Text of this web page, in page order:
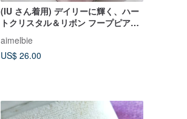
(IU さん着用) デイリーに輝く、ハー
トクリスタル＆リボン フープピアス
- Silver Color
aimelbie
US$ 26.00